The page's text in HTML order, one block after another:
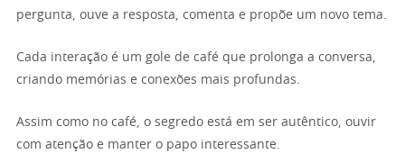
pergunta, ouve a resposta, comenta e propõe um novo tema.
Cada interação é um gole de café que prolonga a conversa,
criando memórias e conexões mais profundas.
Assim como no café, o segredo está em ser autêntico, ouvir
com atenção e manter o papo interessante.